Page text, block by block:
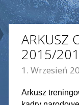
ARKUSZ
2015/
1. Wrzesień
Arkusz